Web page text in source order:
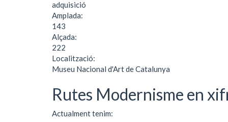
adquisició
Amplada:
143
Alçada:
222
Localització:
Museu Nacional d'Art de Catalunya
Rutes Modernisme en
Actualment tenim: